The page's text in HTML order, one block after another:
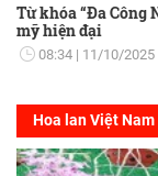
Từ khóa “Đa Công
mỹ hiện đại
08:34 11/10/2025
Hoa lan Việt Nam